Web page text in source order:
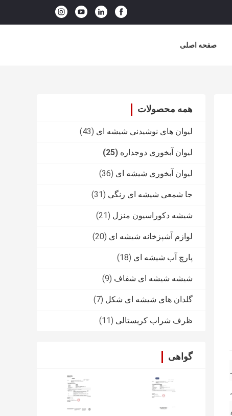
صفحه اصلی
همه محصولات
لیوان های نوشیدنی شیشه ای (43)
لیوان آبخوری دوجداره (25)
لیوان آبخوری شیشه ای (36)
جا شمعی شیشه ای رنگی (31)
شیشه دکوراسیون منزل (21)
لوازم آشپزخانه شیشه ای (20)
پارچ آب شیشه ای (18)
شیشه شیشه ای شفاف (9)
گلدان های شیشه ای شکل (7)
ظرف شراب کریستالی (11)
گواهی